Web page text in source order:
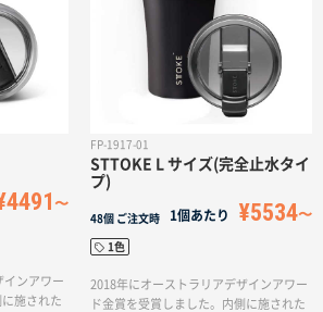
す。ステンレス素材は匂いもつきにくい
ため清潔に使用いただけます。
インアワー
施された
FP-1917-01
STTOKE L サイズ(完全止水タイ
プ)
48個 ご注文時 1個あたり ¥5534
1色
2018年にオーストラリアデザインアワー
ド金賞を受賞しました。内側に施された